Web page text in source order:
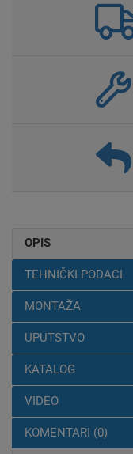
OPIS
TEHNIČKI PODACI
MONTAŽA
UPUTSTVO
KATALOG
VIDEO
KOMENTARI (0)